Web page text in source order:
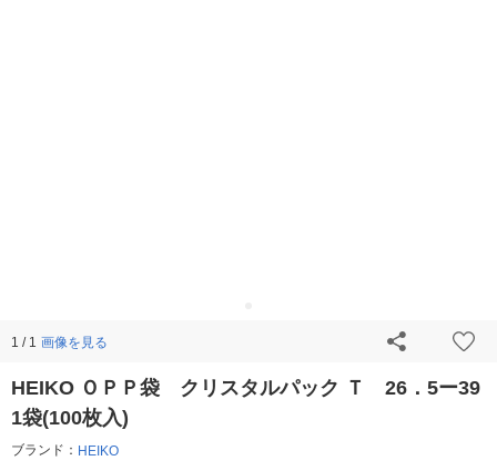
1 / 1 画像を見る
HEIKO ＯＰＰ袋 クリスタルパック Ｔ 26．5ー39
1袋(100枚入)
ブランド： HEIKO